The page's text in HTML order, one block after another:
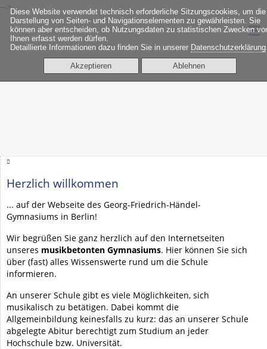
Diese Website verwendet technisch erforderliche Sitzungscookies, um die
Darstellung von Seiten- und Navigationselementen zu gewährleisten. Sie
können aber entscheiden, ob Nutzungsdaten zu statistischen Zwecken
Ihnen erfasst werden dürfen.
Detaillierte Informationen dazu finden Sie in unserer Datenschutzerklärung
Akzeptieren Ablehnen
-->
≡
Herzlich willkommen
... auf der Webseite des Georg-Friedrich-Händel-
Gymnasiums in Berlin!
Wir begrüßen Sie ganz herzlich auf den Internetseiten
unseres musikbetonten Gymnasiums. Hier können Sie sich
über (fast) alles Wissenswerte rund um die Schule
informieren.
An unserer Schule gibt es viele Möglichkeiten, sich
musikalisch zu betätigen. Dabei kommt die
Allgemeinbildung keinesfalls zu kurz: das an unserer Schule
abgelegte Abitur berechtigt zum Studium an jeder
Hochschule bzw. Universität.